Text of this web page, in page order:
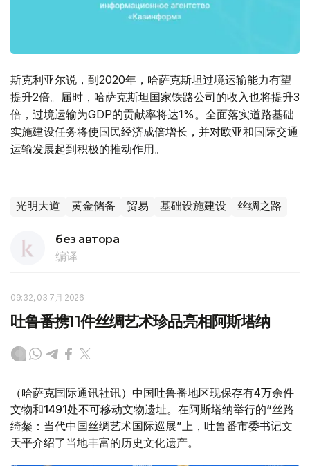
斯克利亚尔说，到2020年，哈萨克斯坦过境运输能力有望
提升2倍。届时，哈萨克斯坦国家铁路公司的收入也将提升3
倍，过境运输为GDP的贡献率将达1%。全面落实道路基础
实施建设任务将使国民经济成倍增长，并对欧亚和国际交通
运输发展起到积极的推动作用。
光明大道 黄金储备 贸易 基础设施建设 丝绸之路
без автора
编译
09:32, 03 7月 2026
吐鲁番携11件丝绸艺术珍品亮相阿斯塔纳
（哈萨克国际通讯社讯）中国吐鲁番地区现保存有4万余件
文物和1491处不可移动文物遗址。在阿斯塔纳举行的“丝路
绮粲：当代中国丝绸艺术国际巡展”上，吐鲁番市委书记文
天平介绍了当地丰富的历史文化遗产。